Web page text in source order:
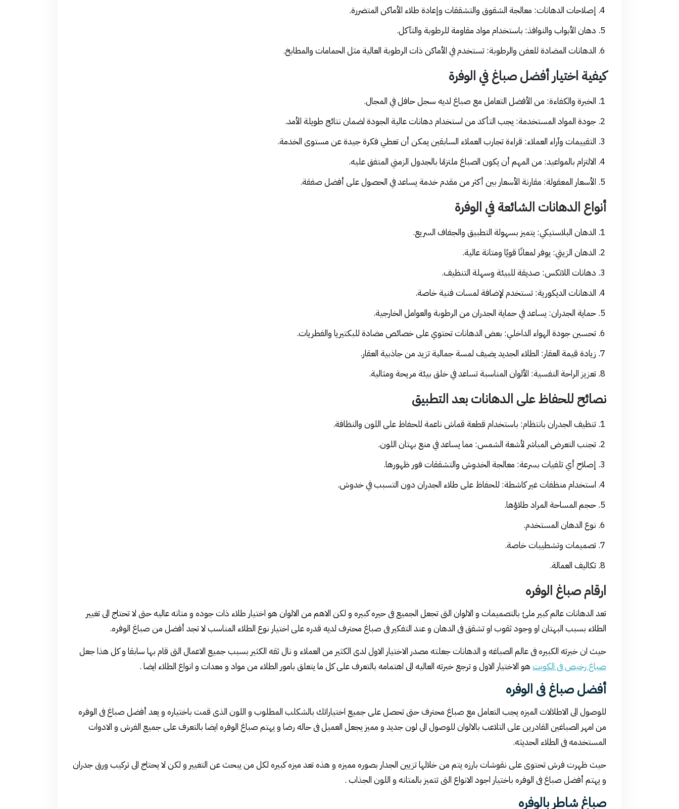
إصلاحات الدهانات: معالجة الشقوق والتشققات وإعادة طلاء الأماكن المتضررة.
دهان الأبواب والنوافذ: باستخدام مواد مقاومة للرطوبة والتآكل.
الدهانات المضادة للعفن والرطوبة: تستخدم في الأماكن ذات الرطوبة العالية مثل الحمامات والمطابخ.
كيفية اختيار أفضل صباغ في الوفرة
الخبرة والكفاءة: من الأفضل التعامل مع صباغ لديه سجل حافل في المجال.
جودة المواد المستخدمة: يجب التأكد من استخدام دهانات عالية الجودة لضمان نتائج طويلة الأمد.
التقييمات وآراء العملاء: قراءة تجارب العملاء السابقين يمكن أن تعطي فكرة جيدة عن مستوى الخدمة.
الالتزام بالمواعيد: من المهم أن يكون الصباغ ملتزمًا بالجدول الزمني المتفق عليه.
الأسعار المعقولة: مقارنة الأسعار بين أكثر من مقدم خدمة يساعد في الحصول على أفضل صفقة.
أنواع الدهانات الشائعة في الوفرة
الدهان البلاستيكي: يتميز بسهولة التطبيق والجفاف السريع.
الدهان الزيتي: يوفر لمعانًا قويًا ومتانة عالية.
دهانات اللاتكس: صديقة للبيئة وسهلة التنظيف.
الدهانات الديكورية: تستخدم لإضافة لمسات فنية خاصة.
حماية الجدران: يساعد في حماية الجدران من الرطوبة والعوامل الخارجية.
تحسين جودة الهواء الداخلي: بعض الدهانات تحتوي على خصائص مضادة للبكتيريا والفطريات.
زيادة قيمة العقار: الطلاء الجديد يضيف لمسة جمالية تزيد من جاذبية العقار.
تعزيز الراحة النفسية: الألوان المناسبة تساعد في خلق بيئة مريحة ومثالية.
نصائح للحفاظ على الدهانات بعد التطبيق
تنظيف الجدران بانتظام: باستخدام قطعة قماش ناعمة للحفاظ على اللون والنظافة.
تجنب التعرض المباشر لأشعة الشمس: مما يساعد في منع بهتان اللون.
إصلاح أي تلفيات بسرعة: معالجة الخدوش والتشققات فور ظهورها.
استخدام منظفات غير كاشطة: للحفاظ على طلاء الجدران دون التسبب في خدوش.
حجم المساحة المراد طلاؤها.
نوع الدهان المستخدم.
تصميمات وتشطيبات خاصة.
تكاليف العمالة.
ارقام صباغ الوفره
تعد الدهانات عالم كبير ملئ بالتصميمات و الالوان التى تجعل الجميع فى حيره كبيره و لكن الاهم من الالوان هو اختيار طلاء ذات جوده و متانه عاليه حتى لا تحتاج الى تغيير
الطلاء بسبب البهتان او وجود ثقوب او تشقق فى الدهان و عند التفكير فى صباغ محترف لديه قدره على اختيار نوع الطلاء المناسب لا تجد أفضل من صباغ الوفره.
حيث ان خبرته الكبيره فى عالم الصباغه و الدهانات جعلته مصدر الاختيار الاول لدى الكثير من العملاء و نال ثقه الكثير بسبب جميع الاعمال التى قام بها سابقا و كل هذا جعل
صباغ رخيص فى الكويت هو الاختيار الاول و ترجع خبرته العاليه الى اهتمامه بالتعرف على كل ما يتعلق بامور الطلاء من مواد و معدات و انواع الطلاء ايضا .
أفضل صباغ فى الوفره
للوصول الى الاطلالات الميزه يجب التعامل مع صباغ محترف حتى تحصل على جميع اختياراتك بالشكلب المطلوب و اللون الذى قمت باختياره و يعد أفضل صباغ فى الوفره
من امهر الصباغين القادرين على التلاعب بالالوان للوصول الى لون جديد و مميز يجعل العميل فى حاله رضا و يهتم صباغ الوفره ايضا بالتعرف على جميع الفرش و الادوات
المستخدمه فى الطلاء الحديثه.
حيث ظهرت فرش تحتوى على نقوشات بارزه يتم من خلالها تزيين الجدار بصوره مميزه و هذه تعد ميزه كبيره لكل من يبحث عن التغيير و لكن لا يحتاج الى تركيب ورق جدران
و يهتم أفضل صباغ فى الوفره باختيار اجود الانواع التى تتميز بالمتانه و اللون الجذاب .
صباغ شاطر بالوفره